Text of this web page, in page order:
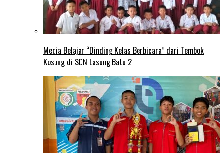
Media Belajar “Dinding Kelas Berbicara” dari Tembok
Kosong di SDN Lasung Batu 2